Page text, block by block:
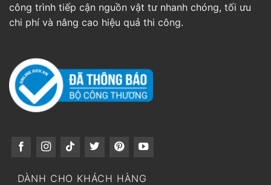
công trình tiếp cận nguồn vật tư nhanh chóng, tối ưu
chi phí và nâng cao hiệu quả thi công.
DÀNH CHO KHÁCH HÀNG